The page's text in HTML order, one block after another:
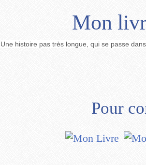
Mon
Une histoire pas très longue, qui se passe
Pour